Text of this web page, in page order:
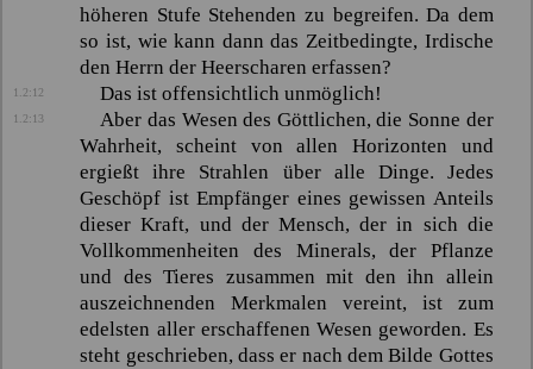
höheren Stufe Stehenden zu begreifen. Da dem
so ist, wie kann dann das Zeitbedingte, Irdische
den Herrn der Heerscharen erfassen?
1.2:12 Das ist offensichtlich unmöglich!
1.2:13
Aber das Wesen des Göttlichen, die Sonne der
Wahrheit, scheint von allen Horizonten und
ergießt ihre Strahlen über alle Dinge. Jedes
Geschöpf ist Empfänger eines gewissen Anteils
dieser Kraft, und der Mensch, der in sich die
Vollkommenheiten des Minerals, der Pflanze
und des Tieres zusammen mit den ihn allein
auszeichnenden Merkmalen vereint, ist zum
edelsten aller erschaffenen Wesen geworden. Es
steht geschrieben, dass er nach dem Bilde Gottes